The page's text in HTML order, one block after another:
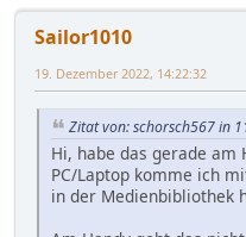
Sailor1010
19. Dezember 2022, 14:22:32
Zitat von: schorsch567 in
Hi, habe das gerade
PC/Laptop komme ich
in der Medienbibliothek